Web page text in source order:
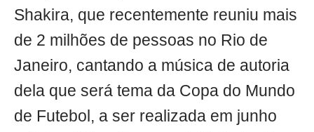
Shakira, que recentemente reuniu mais
de 2 milhões de pessoas no Rio de
Janeiro, cantando a música de autoria
dela que será tema da Copa do Mundo
de Futebol, a ser realizada em junho